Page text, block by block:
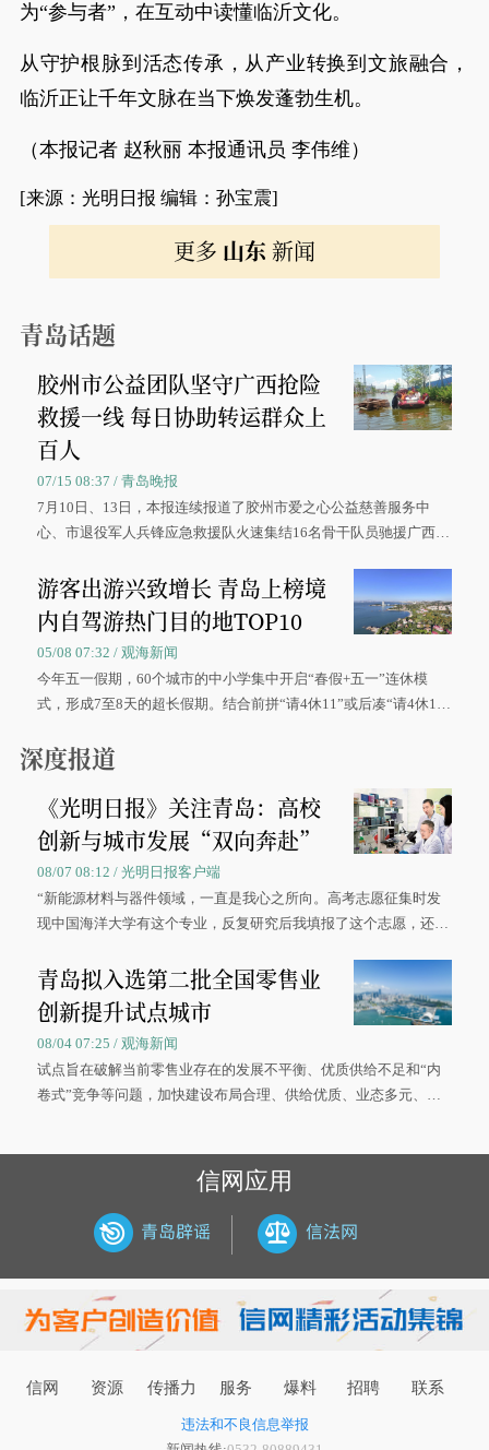
为“参与者”，在互动中读懂临沂文化。
从守护根脉到活态传承，从产业转换到文旅融合，
临沂正让千年文脉在当下焕发蓬勃生机。
（本报记者 赵秋丽 本报通讯员 李伟维）
[来源：光明日报 编辑：孙宝震]
更多 山东 新闻
青岛话题
胶州市公益团队坚守广西抢险
救援一线 每日协助转运群众上
百人
07/15 08:37 / 青岛晚报
7月10日、13日，本报连续报道了胶州市爱之心公益慈善服务中
心、市退役军人兵锋应急救援队火速集结16名骨干队员驰援广西灾
游客出游兴致增长 青岛上榜境
内自驾游热门目的地TOP10
05/08 07:32 / 观海新闻
今年五一假期，60个城市的中小学集中开启“春假+五一”连休模
式，形成7至8天的超长假期。结合前拼“请4休11”或后凑“请4休1
深度报道
《光明日报》关注青岛：高校
创新与城市发展“双向奔赴”
08/07 08:12 / 光明日报客户端
“新能源材料与器件领域，一直是我心之所向。高考志愿征集时发
现中国海洋大学有这个专业，反复研究后我填报了这个志愿，还真
大学材料科学与工程学院材料类专业的录取通知书。
青岛拟入选第二批全国零售业
创新提升试点城市
08/04 07:25 / 观海新闻
试点旨在破解当前零售业存在的发展不平衡、优质供给不足和“内
卷式”竞争等问题，加快建设布局合理、供给优质、业态多元、智
信网应用
信网 资源 传播力 服务 爆料 招聘 联系
违法和不良信息举报